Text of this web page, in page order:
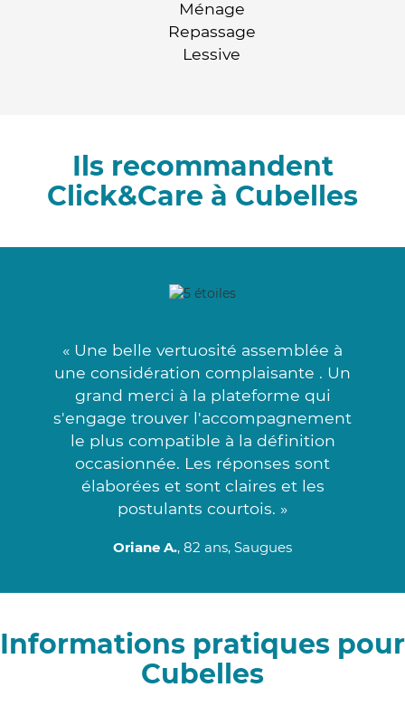
Ménage
Repassage
Lessive
Ils recommandent
Click&Care à Cubelles
« Une belle vertuosité assemblée à
une considération complaisante . Un
grand merci à la plateforme qui
s'engage trouver l'accompagnement
le plus compatible à la définition
occasionnée. Les réponses sont
élaborées et sont claires et les
postulants courtois. »
Oriane A., 82 ans, Saugues
Informations pratiques pour
Cubelles